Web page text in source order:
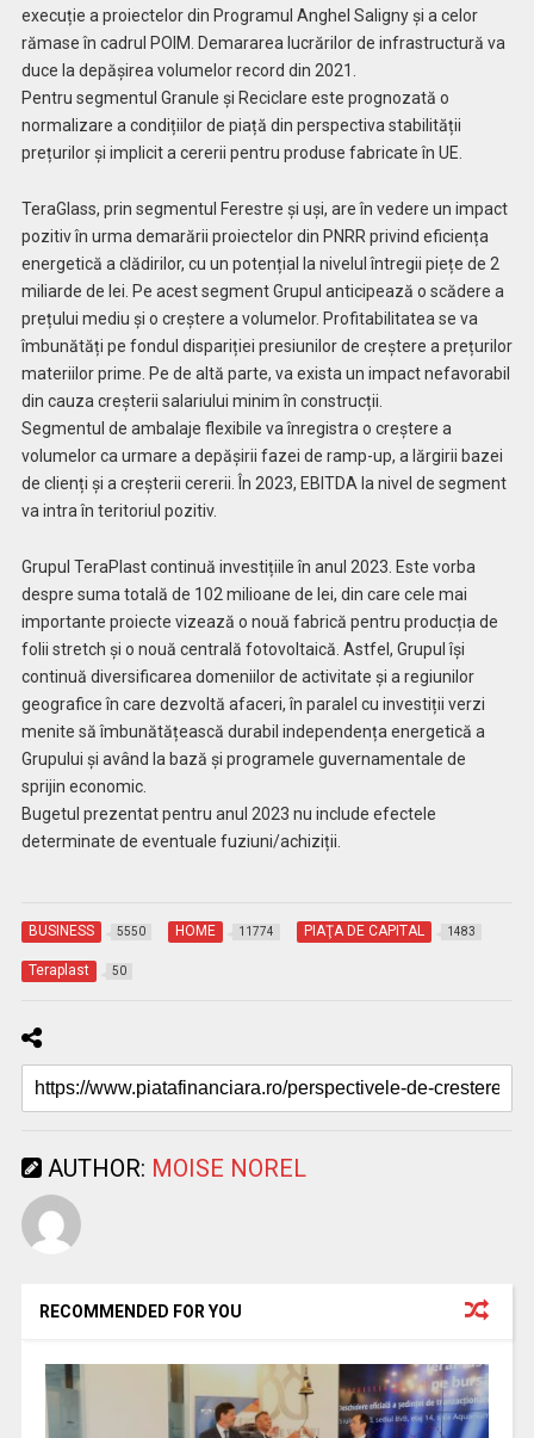
execuție a proiectelor din Programul Anghel Saligny și a celor
rămase în cadrul POIM. Demararea lucrărilor de infrastructură va
duce la depășirea volumelor record din 2021.
Pentru segmentul Granule și Reciclare este prognozată o
normalizare a condițiilor de piață din perspectiva stabilității
prețurilor și implicit a cererii pentru produse fabricate în UE.
TeraGlass, prin segmentul Ferestre și uși, are în vedere un impact
pozitiv în urma demarării proiectelor din PNRR privind eficiența
energetică a clădirilor, cu un potențial la nivelul întregii piețe de 2
miliarde de lei. Pe acest segment Grupul anticipează o scădere a
prețului mediu și o creștere a volumelor. Profitabilitatea se va
îmbunătăți pe fondul dispariției presiunilor de creștere a prețurilor
materiilor prime. Pe de altă parte, va exista un impact nefavorabil
din cauza creșterii salariului minim în construcții.
Segmentul de ambalaje flexibile va înregistra o creștere a
volumelor ca urmare a depășirii fazei de ramp-up, a lărgirii bazei
de clienți și a creșterii cererii. În 2023, EBITDA la nivel de segment
va intra în teritoriul pozitiv.
Grupul TeraPlast continuă investițiile în anul 2023. Este vorba
despre suma totală de 102 milioane de lei, din care cele mai
importante proiecte vizează o nouă fabrică pentru producția de
folii stretch și o nouă centrală fotovoltaică. Astfel, Grupul își
continuă diversificarea domeniilor de activitate și a regiunilor
geografice în care dezvoltă afaceri, în paralel cu investiții verzi
menite să îmbunătățească durabil independența energetică a
Grupului și având la bază și programele guvernamentale de
sprijin economic.
Bugetul prezentat pentru anul 2023 nu include efectele
determinate de eventuale fuziuni/achiziții.
BUSINESS 5550 HOME 11774 PIAŢA DE CAPITAL 1483
Teraplast 50
AUTHOR: MOISE NOREL
RECOMMENDED FOR YOU